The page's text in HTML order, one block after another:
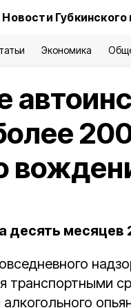
Новости
Экономика
десять месяцев
транспортными